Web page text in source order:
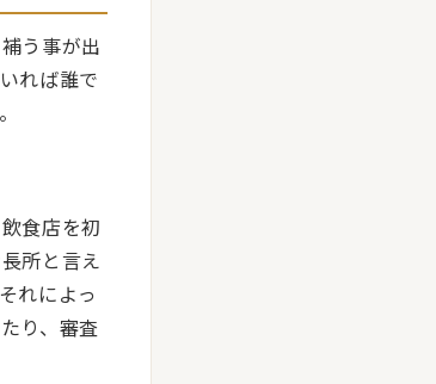
う事が出
れば誰で
食店を初
所と言え
れによっ
り、審査